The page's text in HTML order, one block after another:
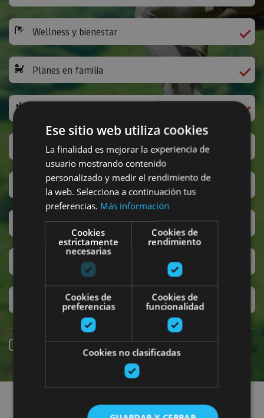
Wellness y bienestar
Planes en familia
Ocio y diversión
San Fermín
Accesibilidad
Turismo regenerativo
Experiencias exclusivas
Reserva online
Encuentra planes
Ese sitio web utiliza cookies
La finalidad es mejorar la experiencia de
usuario mostrando contenido
personalizado y medir el rendimiento de
la web. Selecciona a continuación tus
preferencias. Más información
Cookies
estrictamente
necesarias
Cookies de
rendimiento
Cookies de
preferencias
Cookies de
funcionalidad
Cookies no clasificadas